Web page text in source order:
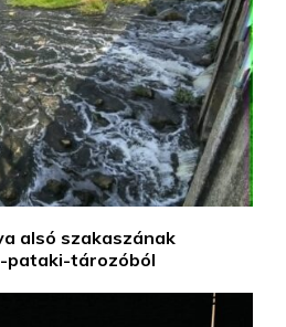
alsó szakaszának
pataki-tározóból